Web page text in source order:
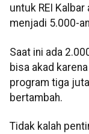
untuk REI
menjadi 5.000-
Saat ini ada
bisa akad
program tiga
bertambah.
Tidak kalah